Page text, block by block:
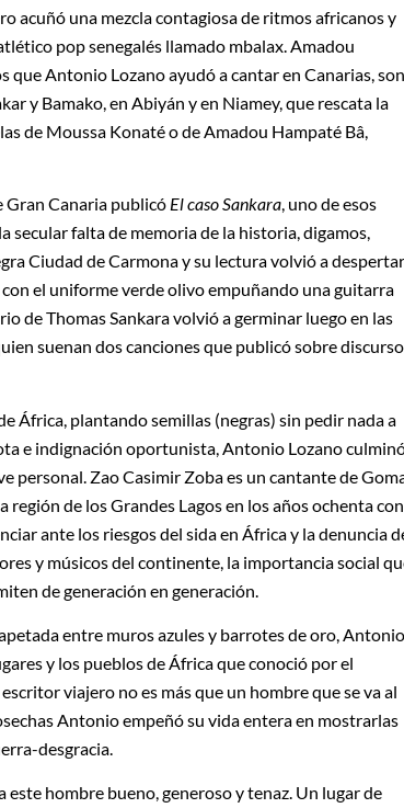
acuñó una mezcla contagiosa de ritmos africanos y
pop senegalés llamado mbalax. Amadou
que Antonio Lozano ayudó a cantar en Canarias, son
y Bamako, en Abiyán y en Niamey, que rescata la
de Moussa Konaté o de Amadou Hampaté Bâ,
Gran Canaria publicó El caso Sankara, uno de esos
secular falta de memoria de la historia, digamos,
Ciudad de Carmona y su lectura volvió a despertar
el uniforme verde olivo empuñando una guitarra
de Thomas Sankara volvió a germinar luego en las
suenan dos canciones que publicó sobre
África, plantando semillas (negras) sin pedir nada a
e indignación oportunista, Antonio Lozano
personal. Zao Casimir Zoba es un cantante de
de los Grandes Lagos en los años ochenta con
ante los riesgos del sida en África y la denuncia
y músicos del continente, la importancia social
de generación en generación.
entre muros azules y barrotes de oro, Antonio
y los pueblos de África que conoció por el
viajero no es más que un hombre que se va al
Antonio empeñó su vida entera en mostrarlas
desgracia.
hombre bueno, generoso y tenaz. Un lugar de